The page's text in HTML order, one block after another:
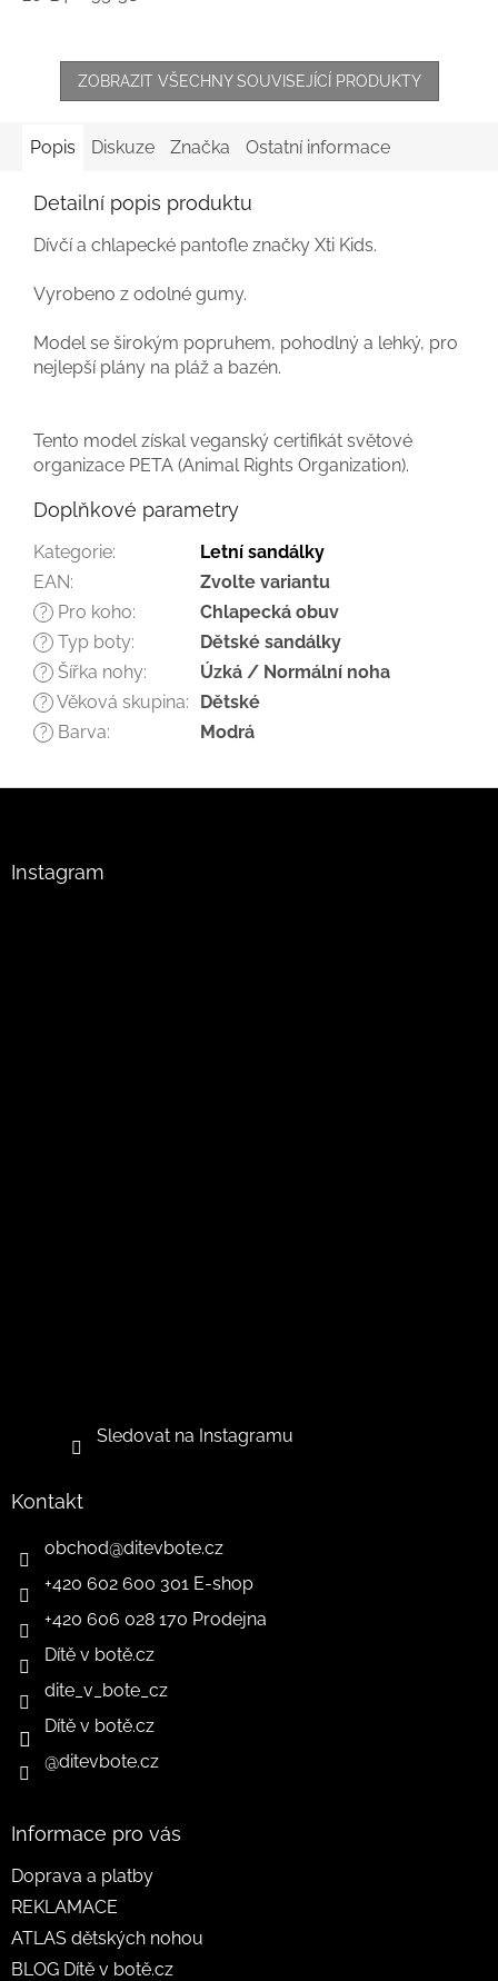
ZOBRAZIT VŠECHNY SOUVISEJÍCÍ PRODUKTY
Popis Diskuze Značka Ostatní informace
Detailní popis produktu
Dívčí a chlapecké pantofle značky Xti Kids.
Vyrobeno z odolné gumy.
Model se širokým popruhem, pohodlný a lehký, pro
nejlepší plány na pláž a bazén.
Tento model získal veganský certifikát světové
organizace PETA (Animal Rights Organization).
Doplňkové parametry
Kategorie:
Letní sandálky
EAN: Zvolte variantu
? Pro koho: Chlapecká obuv
? Typ boty: Dětské sandálky
? Šířka nohy: Úzká / Normální noha
? Věková skupina: Dětské
? Barva: Modrá
Instagram
Sledovat na Instagramu
Kontakt
obchod@ditevbote.cz
+420 602 600 301 E-shop
+420 606 028 170 Prodejna
Dítě v botě.cz
dite_v_bote_cz
Dítě v botě.cz
@ditevbote.cz
Informace pro vás
Doprava a platby
REKLAMACE
ATLAS dětských nohou
BLOG Dítě v botě.cz